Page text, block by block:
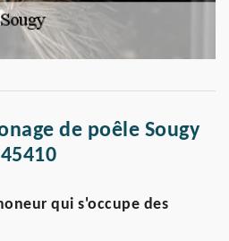
de poêle Sougy
45410
qui s'occupe des